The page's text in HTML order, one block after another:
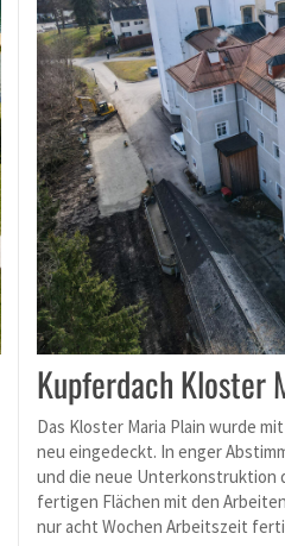
Kupferdach Kloster
Das Kloster Maria Plain wurde
neu eingedeckt. In enger
und die neue Unterkonstruktion
fertigen Flächen mit den
nur acht Wochen Arbeitszeit